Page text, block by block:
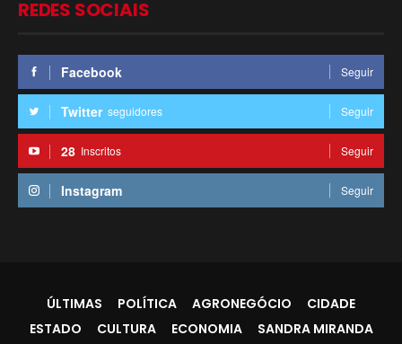
REDES SOCIAIS
Facebook Seguir
Twitter seguidores Seguir
28 Inscritos Seguir
Instagram Seguir
ÚLTIMAS POLÍTICA AGRONEGÓCIO
CIDADE
ESTADO
CULTURA ECONOMIA SANDRA MIRANDA